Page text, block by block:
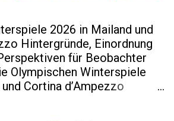
2026 in Mailand und
Hintergründe, Einordnung
für Beobachter
Olympischen Winterspiele
Cortina d’Ampezzo